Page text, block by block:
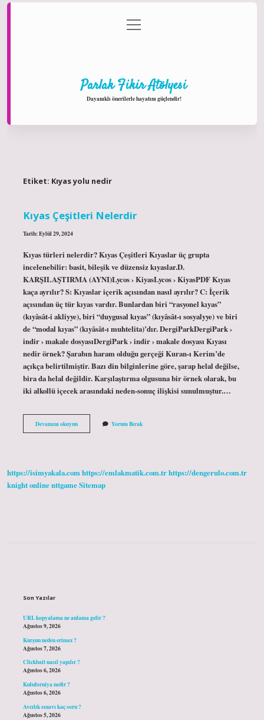
Gizlilik Politikası
menüyü
aç
Parlak Fikir Atölyesi
Dayanıklı önerilerle hayatını güçlendir!
Etiket: Kıyas yolu nedir
Kıyas Çeşitleri Nelerdir
Tarih: Eylül 29, 2024
Kıyas türleri nelerdir? Kıyas Çeşitleri Kıyaslar üç grupta
incelenebilir: basit, bileşik ve düzensiz kıyaslar.D.
KARŞILAŞTIRMA (AYNI)Lycos › KiyasLycos › KiyasPDF Kıyas
kaça ayrılır? S: Kıyaslar içerik açısından nasıl ayrılır? C: İçerik
açısından üç tür kıyas vardır. Bunlardan biri “rasyonel kıyas”
(kıyâsât-i akliyye), biri “duygusal kıyas” (kıyâsât-ı sosyalyye) ve biri
de “modal kıyas” (kıyâsât-ı muhtelita)’dır. DergiParkDergiPark ›
indir › makale dosyasıDergiPark › indir › makale dosyası Kıyası
nedir örnek? Şarabın haram olduğu gerçeği Kuran-ı Kerim’de
açıkça belirtilmiştir. Bazı din bilginlerine göre, şarap helal değilse,
bira da helal değildir. Karşılaştırma olgusuna bir örnek olarak, bu
iki alkollü içecek arasındaki neden-sonuç ilişkisi sunulmuştur.…
Devamını okuyunKıyas
Çeşitleri
Yorum Bırak
https://isimyakala.comhttps://emlakmatik.com.trhttps://dengerulo.com.tr
knight onlinenttgameSitemap
Son Yazılar
URL kopyalama ne anlama gelir ?
Ağustos 9, 2026
Kurşun neden erimez ?
Ağustos 7, 2026
Clickbait nasıl yapılır ?
Ağustos 6, 2026
Kuluforniya nedir ?
Ağustos 6, 2026
Avcılık sınavı kaç soru ?
Ağustos 5, 2026